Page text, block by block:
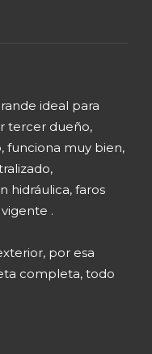
ideal para
tercer dueño,
funciona muy bien,
hidráulica, faros
.
por esa
completa, todo